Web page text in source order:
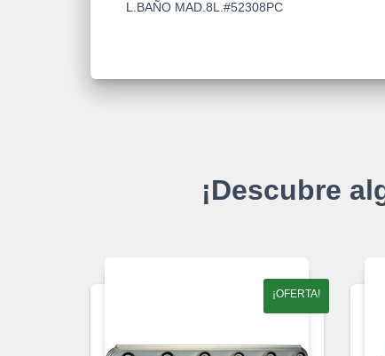
L.BAÑO MAD.8L.#52308PC
¡Descubre
¡OFERTA!